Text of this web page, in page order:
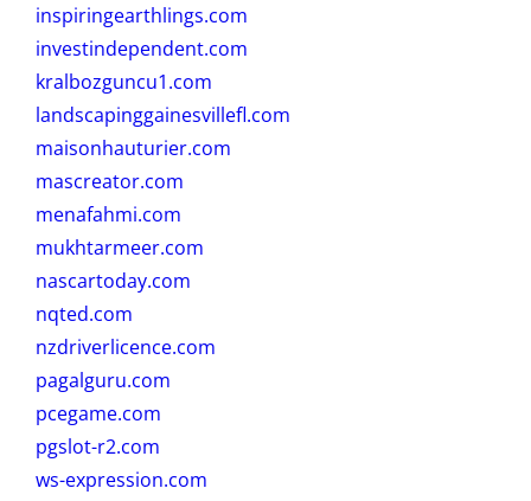
inspiringearthlings.com
investindependent.com
kralbozguncu1.com
landscapinggainesvillefl.com
maisonhauturier.com
mascreator.com
menafahmi.com
mukhtarmeer.com
nascartoday.com
nqted.com
nzdriverlicence.com
pagalguru.com
pcegame.com
pgslot-r2.com
ws-expression.com